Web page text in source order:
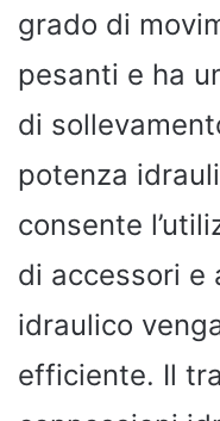
grado di
pesanti e ha
di
potenza
consente
di accessori e
idraulico
efficiente. Il